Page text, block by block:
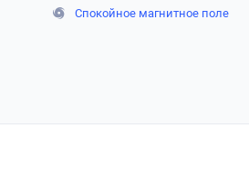
Спокойное магнитное поле